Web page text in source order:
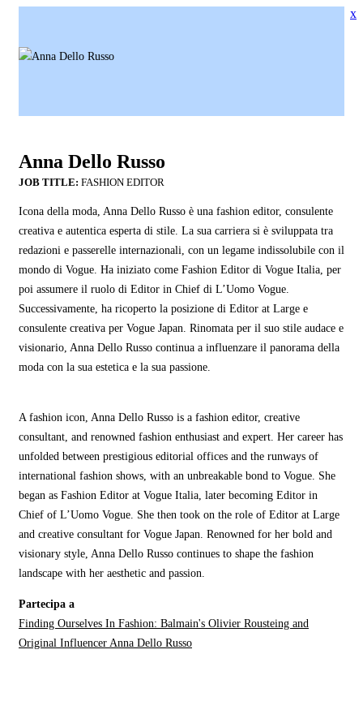
x
Anna Dello Russo
FASHION EDITOR
Icona della moda, Anna Dello Russo è una fashion editor, consulente
creativa e autentica esperta di stile. La sua carriera si è sviluppata tra
redazioni e passerelle internazionali, con un legame indissolubile con il
mondo di Vogue. Ha iniziato come Fashion Editor di Vogue Italia, per
poi assumere il ruolo di Editor in Chief di L’Uomo Vogue.
Successivamente, ha ricoperto la posizione di Editor at Large e
consulente creativa per Vogue Japan. Rinomata per il suo stile audace e
visionario, Anna Dello Russo continua a influenzare il panorama della
moda con la sua estetica e la sua passione.
A fashion icon, Anna Dello Russo is a fashion editor, creative
consultant, and renowned fashion enthusiast and expert. Her career has
unfolded between prestigious editorial offices and the runways of
international fashion shows, with an unbreakable bond to Vogue. She
began as Fashion Editor at Vogue Italia, later becoming Editor in
Chief of L’Uomo Vogue. She then took on the role of Editor at Large
and creative consultant for Vogue Japan. Renowned for her bold and
visionary style, Anna Dello Russo continues to shape the fashion
landscape with her aesthetic and passion.
Partecipa a
Finding Ourselves In Fashion: Balmain's Olivier Rousteing and
Original Influencer Anna Dello Russo